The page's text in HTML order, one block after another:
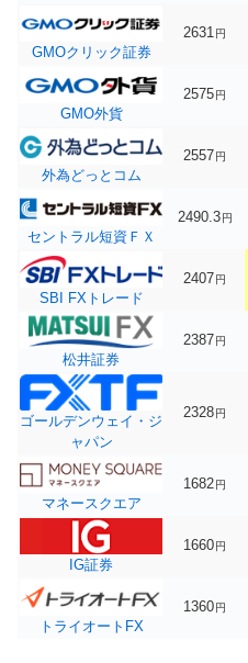
GMOクリック証券
2631円
GMO外貨
2575円
外為どっとコム
2557円
セントラル短資ＦＸ
2490.3 円
SBI FXトレード
2407円
松井証券
2387円
ゴールデンウェイ・ジ
ャパン
2328円
マネースクエア
1682円
IG証券
1660円
トライオートFX
1360円